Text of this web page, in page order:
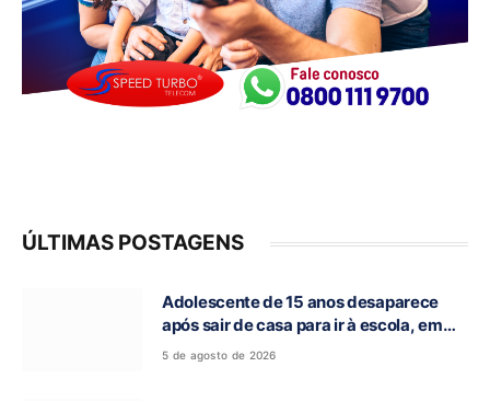
ÚLTIMAS POSTAGENS
Adolescente de 15 anos desaparece
após sair de casa para ir à escola, em
Campos Belos-GO
5 de agosto de 2026